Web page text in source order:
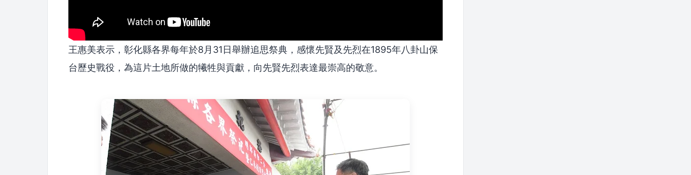
王惠美表示，彰化縣各界每年於8月31日舉辦追思祭典，感懷先賢及先烈在1895年八卦山保
台歷史戰役，為這片土地所做的犧牲與貢獻，向先賢先烈表達最崇高的敬意。